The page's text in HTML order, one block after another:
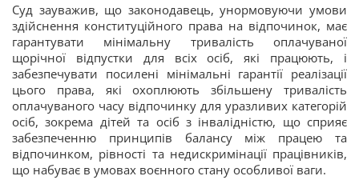
Суд зауважив, що законодавець, унормовуючи умови
здійснення конституційного права на відпочинок, має
гарантувати мінімальну тривалість оплачуваної
щорічної відпустки для всіх осіб, які працюють, і
забезпечувати посилені мінімальні гарантії реалізації
цього права, які охоплюють збільшену тривалість
оплачуваного часу відпочинку для уразливих категорій
осіб, зокрема дітей та осіб з інвалідністю, що сприяє
забезпеченню принципів балансу між працею та
відпочинком, рівності та недискримінації працівників,
що набуває в умовах воєнного стану особливої ваги.